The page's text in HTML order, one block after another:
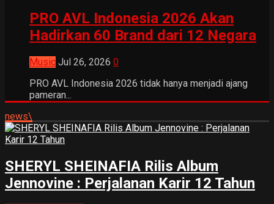
PRO AVL Indonesia 2026 Akan
Hadirkan 60 Brand dari 12 Negara
Music Jul 26, 2026 0
PRO AVL Indonesia 2026 tidak hanya menjadi ajang
pameran...
news\
SHERYL SHEINAFIA Rilis Album
Jennovine : Perjalanan Karir 12 Tahun